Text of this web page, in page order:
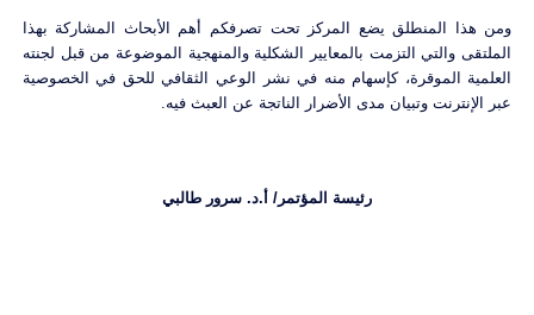
ومن هذا المنطلق يضع المركز تحت تصرفكم أهم الأبحاث المشاركة بهذا
الملتقى والتي التزمت بالمعايير الشكلية والمنهجية الموضوعة من قبل لجنته
العلمية الموقرة، كإسهام منه في نشر الوعي الثقافي للحق في الخصوصية
عبر الإنترنت وتبيان مدى الأضرار الناتجة عن العبث فيه.
رئيسة المؤتمر/ أ.د. سرور طالبي